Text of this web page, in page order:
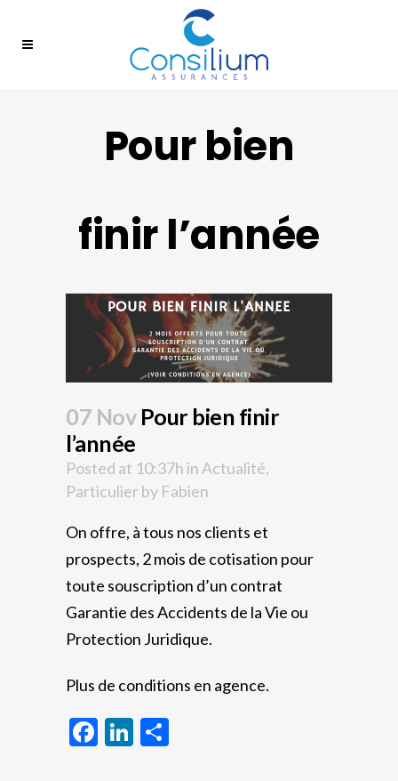
Pour bien
finir l’année
07 NovPour bien finir
l’année
Posted at 10:37hin Actualité,
Particulierby Fabien
On offre, à tous nos clients et
prospects, 2 mois de cotisation pour
toute souscription d’un contrat
Garantie des Accidents de la Vie ou
Protection Juridique.
Plus de conditions en agence.
Facebook
LinkedIn